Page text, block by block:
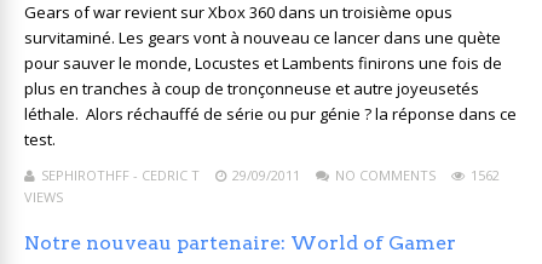
Gears of war revient sur Xbox 360 dans un troisième opus
survitaminé. Les gears vont à nouveau ce lancer dans une quète
pour sauver le monde, Locustes et Lambents finirons une fois de
plus en tranches à coup de tronçonneuse et autre joyeusetés
léthale. Alors réchauffé de série ou pur génie ? la réponse dans ce
test.
SEPHIROTHFF - CEDRIC T 29/09/2011 NO COMMENTS
1562
VIEWS
Notre nouveau partenaire: World of Gamer